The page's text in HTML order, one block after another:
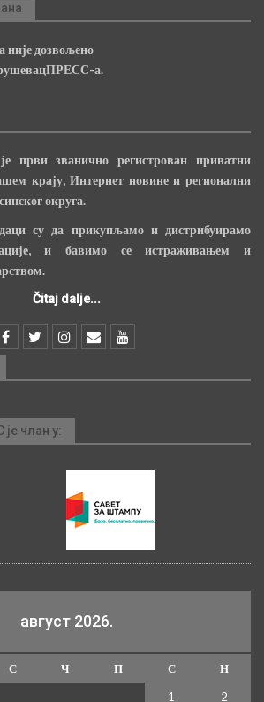
није дозвољено
а.
први званично регистрован приватни
крају, Интернет новине и регионални
округа.
су да прикупљамо и дистрибуирамо
и бавимо се истраживањем и
Čitaj dalje...
члан у:
август 2026.
С Ч П С
Н
1
2